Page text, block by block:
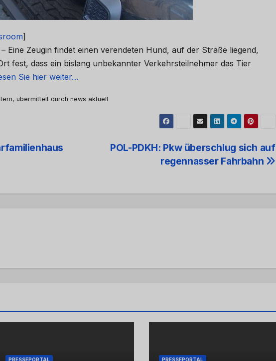
]
Eine Zeugin findet einen verendeten Hund, auf der Straße liegend,
fest, dass ein bislang unbekannter Verkehrsteilnehmer das Tier
Sie hier weiter…
übermittelt durch news aktuell
POL-PDKH: Pkw überschlug sich auf
regennasser Fahrbahn
PRESSEPORTAL PRESSEPORTAL